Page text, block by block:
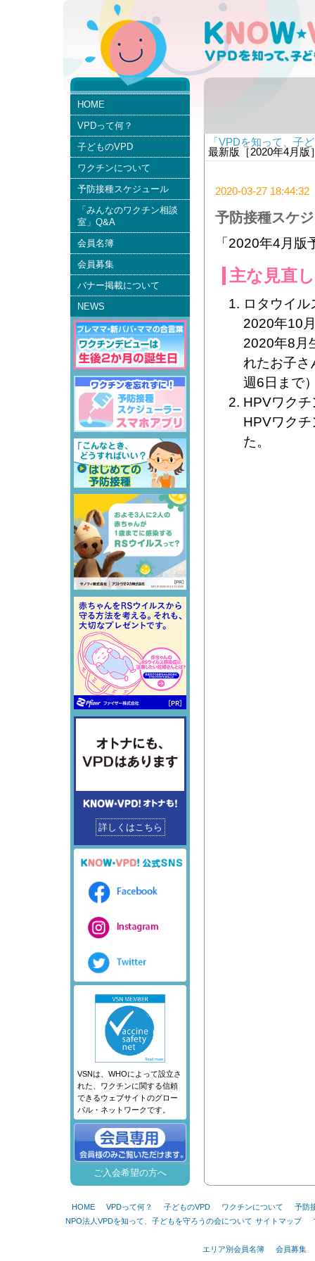
「VPDを知って、子
最新版［2020年4月版
2020-03-27 18:44:32
予防接種スケ
「2020年4月
主な見直
ロタウイ
2020年10
2020年8月
れたお子さ
週6日まで
HPVワク
HPVワク
た。
HOME
VPDって何？
子どものVPD
ワクチンについて
予防接種スケジュール
「みんなのワクチン相談
室」Q&A
会員名簿
会員募集
バナー掲載について
NEWS
詳しくはこちら
VSNは、WHOによって設立さ
れた、ワクチンに関する信頼
できるウェブサイトのグロー
バル・ネットワークです。
ご入会希望の方へ
HOME VPDって何？ 子どものVPD ワクチンについて
予防
NPO法人VPDを知って、子どもを守ろうの会について サイトマップ
エリア別会員名簿 会員募集